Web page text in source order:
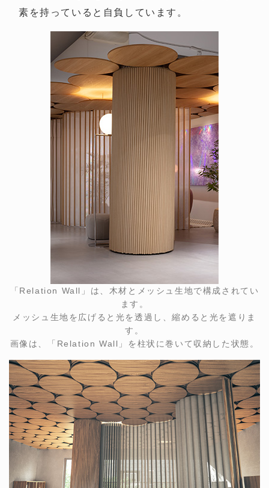
素を持っていると自負しています。
「Relation Wall」は、木材とメッシュ生地で構成されてい
ます。
メッシュ生地を広げると光を透過し、縮めると光を遮りま
す。
画像は、「Relation Wall」を柱状に巻いて収納した状態。